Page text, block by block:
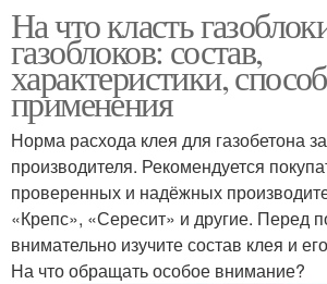
На что класть
газоблоков: состав,
характеристики, способ
применения
Норма расхода клея для газобетона
производителя. Рекомендуется
проверенных и надёжных
«Крепс», «Сересит» и другие. Перед
внимательно изучите состав клея и
На что обращать особое внимание?